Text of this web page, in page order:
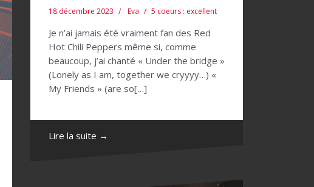
18 décembre 2023 Eva 5 coeurs : excellent
Je n’ai jamais été vraiment fan des Red
Hot Chili Peppers même si, comme
beaucoup, j’ai chanté « Under the bridge »
(Lonely as I am, together we cryyyy…) «
My Friends » (are so[…]
Lire la suite →